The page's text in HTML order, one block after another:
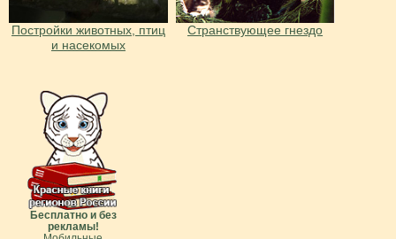
Постройки животных, птиц
и насекомых
Странствующее гнездо
Бесплатно и без
рекламы!